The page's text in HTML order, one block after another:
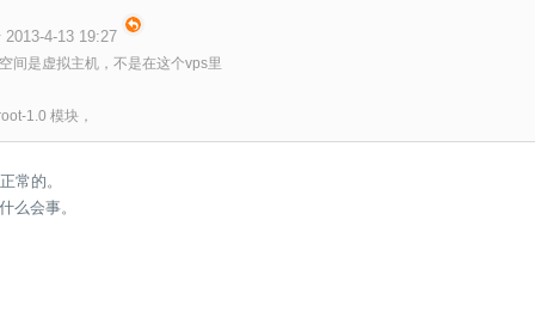
2013-4-13 19:27
间是虚拟主机，不是在这个vps里
1.0 模块，
常的。
么会事。